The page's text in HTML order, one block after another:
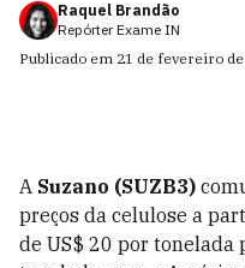
Raquel Brandão
Repórter Exame IN
Publicado em 21 de fevereiro de
A Suzano (SUZB3)
preços da celulose a
de US$ 20 por tonelada